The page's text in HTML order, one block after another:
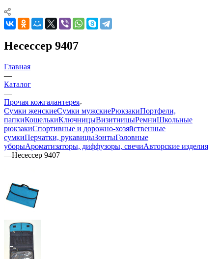
Несессер 9407
Главная
—
Каталог
—
Прочая кожгалантерея
Сумки женскиеСумки мужскиеРюкзакиПортфели,
папкиКошелькиКлючницыВизитницыРемниШкольные
рюкзакиСпортивные и дорожно-хозяйственные
сумкиПерчатки, рукавицыЗонтыГоловные
уборыАроматизаторы, диффузоры, свечиАвторские изделия
—Несессер 9407